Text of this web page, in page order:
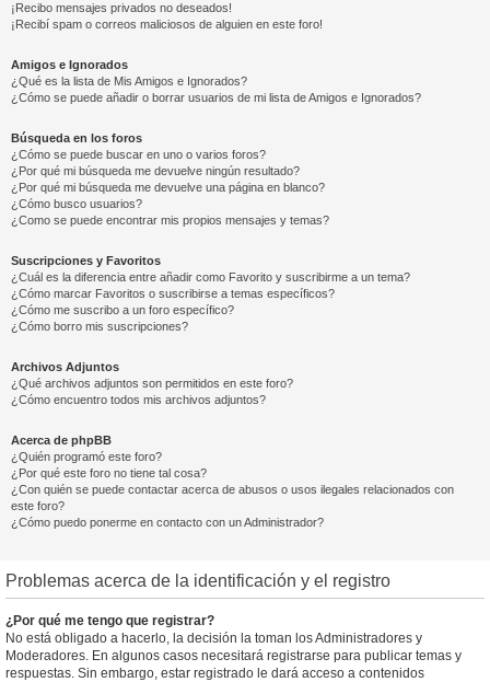
¡Recibo mensajes privados no deseados!
¡Recibí spam o correos maliciosos de alguien en este foro!
Amigos e Ignorados
¿Qué es la lista de Mis Amigos e Ignorados?
¿Cómo se puede añadir o borrar usuarios de mi lista de Amigos e Ignorados?
Búsqueda en los foros
¿Cómo se puede buscar en uno o varios foros?
¿Por qué mi búsqueda me devuelve ningún resultado?
¿Por qué mi búsqueda me devuelve una página en blanco?
¿Cómo busco usuarios?
¿Como se puede encontrar mis propios mensajes y temas?
Suscripciones y Favoritos
¿Cuál es la diferencia entre añadir como Favorito y suscribirme a un tema?
¿Cómo marcar Favoritos o suscribirse a temas específicos?
¿Cómo me suscribo a un foro específico?
¿Cómo borro mis suscripciones?
Archivos Adjuntos
¿Qué archivos adjuntos son permitidos en este foro?
¿Cómo encuentro todos mis archivos adjuntos?
Acerca de phpBB
¿Quién programó este foro?
¿Por qué este foro no tiene tal cosa?
¿Con quién se puede contactar acerca de abusos o usos ilegales relacionados con
este foro?
¿Cómo puedo ponerme en contacto con un Administrador?
Problemas acerca de la identificación y el registro
¿Por qué me tengo que registrar?
No está obligado a hacerlo, la decisión la toman los Administradores y
Moderadores. En algunos casos necesitará registrarse para publicar temas y
respuestas. Sin embargo, estar registrado le dará acceso a contenidos